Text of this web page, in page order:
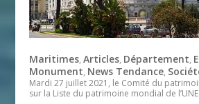
Maritimes,Articles, Département,
Monument, News Tendance,
Mardi 27 juillet 2021, le Comité du
sur la Liste du patrimoine mondial de